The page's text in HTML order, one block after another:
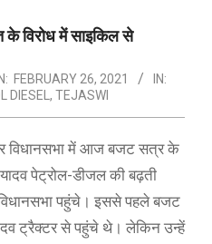
विरोध में साइकिल से
FEBRUARY 26, 2021
IN:
DIESEL , TEJASWI
विधानसभा में आज बजट सत्र के
पेट्रोल-डीजल की बढ़ती
पहुंचे। इससे पहले बजट
ट्रैक्टर से पहुंचे थे। लेकिन उन्हें